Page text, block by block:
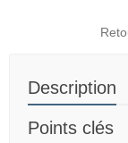
Description
Points clés